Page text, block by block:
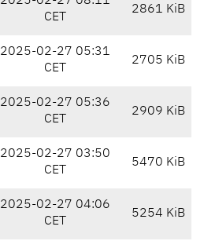
CET
2861 KiB
2025-02-27 05:31
CET
2705 KiB
2025-02-27 05:36
CET
2909 KiB
2025-02-27 03:50
CET
5470 KiB
2025-02-27 04:06
CET
5254 KiB